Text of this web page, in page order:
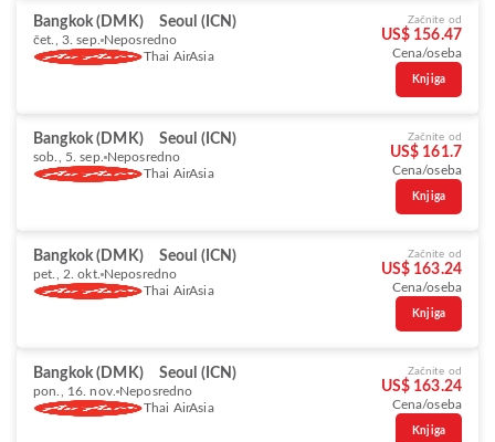
Bangkok (DMK) Seoul (ICN)
čet., 3. sep. Neposredno
Thai AirAsia
Začnite od
US$ 156.47
Cena/oseba
Knjiga
Bangkok (DMK) Seoul (ICN)
sob., 5. sep. Neposredno
Thai AirAsia
Začnite od
US$ 161.7
Cena/oseba
Knjiga
Bangkok (DMK) Seoul (ICN)
pet., 2. okt. Neposredno
Thai AirAsia
Začnite od
US$ 163.24
Cena/oseba
Knjiga
Bangkok (DMK) Seoul (ICN)
pon., 16. nov. Neposredno
Thai AirAsia
Začnite od
US$ 163.24
Cena/oseba
Knjiga